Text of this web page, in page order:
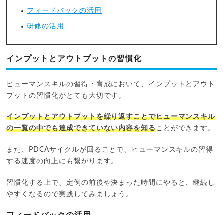
フィードバックの活用
研修の活用
インプットとアウトプットの習慣化
ヒューマンスキルの習得・育成において、インプットとアウト
プットの習慣化がとても大切です。
インプットとアウトプットを繰り返すことでヒューマンスキル
の一覧の中でも達成できていない内容を知ることができます。
また、PDCAサイクルが回ることで、ヒューマンスキルの習得
する速度の向上にも繋がります。
習慣化する上で、定例の前後や決まった時間にやると、継続し
やすくなるので実践してみましょう。